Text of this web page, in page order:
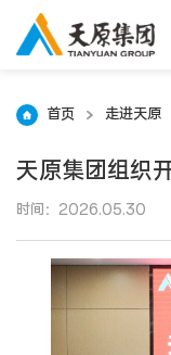
首页 走进天原
天原集团组织
时间：2026.05.30